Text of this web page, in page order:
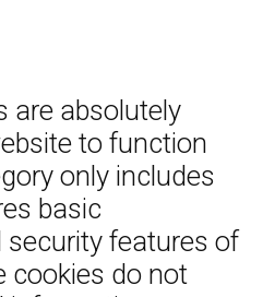
are absolutely
to function
only includes
basic
features of
cookies do not